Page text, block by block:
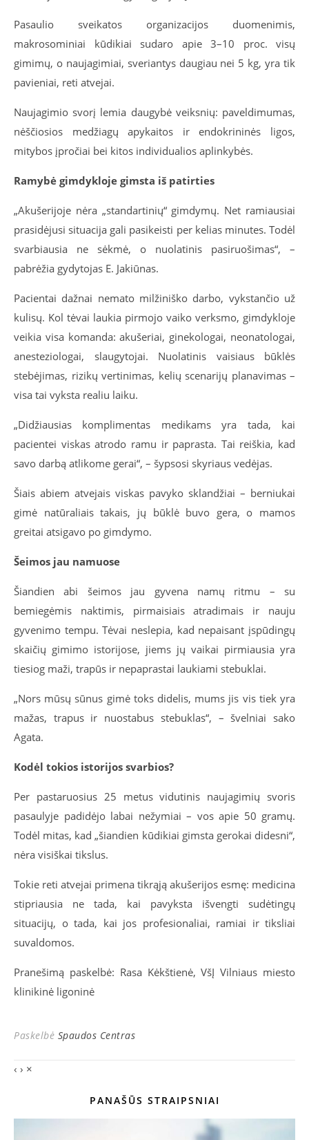
Pasaulio sveikatos organizacijos duomenimis,
makrosominiai kūdikiai sudaro apie 3–10 proc. visų
gimimų, o naujagimiai, sveriantys daugiau nei 5 kg, yra tik
pavieniai, reti atvejai.
Naujagimio svorį lemia daugybė veiksnių: paveldimumas,
nėščiosios medžiagų apykaitos ir endokrininės ligos,
mitybos įpročiai bei kitos individualios aplinkybės.
Ramybė gimdykloje gimsta iš patirties
„Akušerijoje nėra „standartinių“ gimdymų. Net ramiausiai
prasidėjusi situacija gali pasikeisti per kelias minutes. Todėl
svarbiausia ne sėkmė, o nuolatinis pasiruošimas“, –
pabrėžia gydytojas E. Jakiūnas.
Pacientai dažnai nemato milžiniško darbo, vykstančio už
kulisų. Kol tėvai laukia pirmojo vaiko verksmo, gimdykloje
veikia visa komanda: akušeriai, ginekologai, neonatologai,
anesteziologai, slaugytojai. Nuolatinis vaisiaus būklės
stebėjimas, rizikų vertinimas, kelių scenarijų planavimas –
visa tai vyksta realiu laiku.
„Didžiausias komplimentas medikams yra tada, kai
pacientei viskas atrodo ramu ir paprasta. Tai reiškia, kad
savo darbą atlikome gerai“, – šypsosi skyriaus vedėjas.
Šiais abiem atvejais viskas pavyko sklandžiai – berniukai
gimė natūraliais takais, jų būklė buvo gera, o mamos
greitai atsigavo po gimdymo.
Šeimos jau namuose
Šiandien abi šeimos jau gyvena namų ritmu – su
bemiegėmis naktimis, pirmaisiais atradimais ir nauju
gyvenimo tempu. Tėvai neslepia, kad nepaisant įspūdingų
skaičių gimimo istorijose, jiems jų vaikai pirmiausia yra
tiesiog maži, trapūs ir nepaprastai laukiami stebuklai.
„Nors mūsų sūnus gimė toks didelis, mums jis vis tiek yra
mažas, trapus ir nuostabus stebuklas“, – švelniai sako
Agata.
Kodėl tokios istorijos svarbios?
Per pastaruosius 25 metus vidutinis naujagimių svoris
pasaulyje padidėjo labai nežymiai – vos apie 50 gramų.
Todėl mitas, kad „šiandien kūdikiai gimsta gerokai didesni“,
nėra visiškai tikslus.
Tokie reti atvejai primena tikrąją akušerijos esmę: medicina
stipriausia ne tada, kai pavyksta išvengti sudėtingų
situacijų, o tada, kai jos profesionaliai, ramiai ir tiksliai
suvaldomos.
Pranešimą paskelbė: Rasa Kėkštienė, VšĮ Vilniaus miesto
klinikinė ligoninė
Paskelbė Spaudos Centras
‹ › ×
PANAŠŪS STRAIPSNIAI